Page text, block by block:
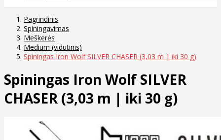
Pagrindinis
Spiningavimas
Meškerės
Medium (vidutinis)
Spiningas Iron Wolf SILVER CHASER (3,03 m | iki 30 g)
Spiningas Iron Wolf SILVER
CHASER (3,03 m | iki 30 g)